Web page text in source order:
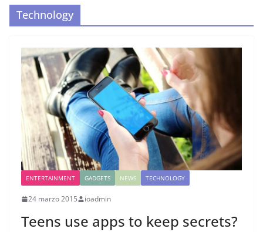
Technology
ENTERTAINMENT GADGETS NEWS TECHNOLOGY
24 marzo 2015 ioadmin
Teens use apps to keep secrets?